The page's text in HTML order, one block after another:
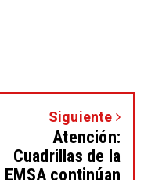
Siguiente
Atención:
Cuadrillas de la
EMSA continúan